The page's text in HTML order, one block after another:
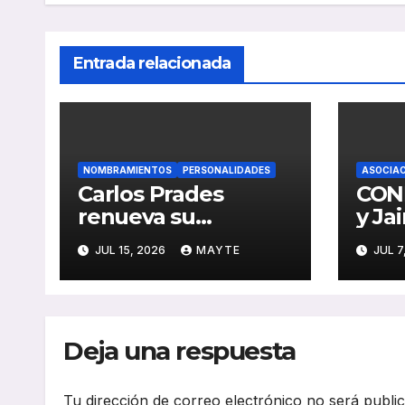
Entrada relacionada
NOMBRAMIENTOS PERSONALIDADES
Carlos Prades
renueva su
liderazgo al frente
de FVET para los
próximos cuatro
JUL 15, 2026 MAYTE
y
del
JUL
Deja una respuesta
Tu dirección de correo electrónico no será